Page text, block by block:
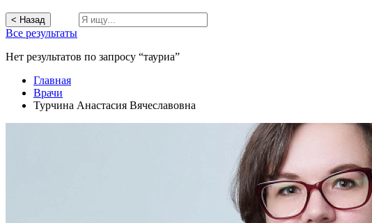
< Назад
Все результаты
Нет результатов по запросу “тауриа”
Главная
Врачи
Турчина Анастасия Вячеславовна